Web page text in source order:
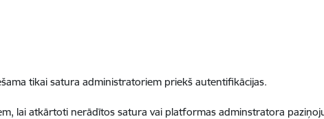
tikai satura administratoriem priekš autentifikācijas.
lai atkārtoti nerādītos satura vai platformas adminstratora